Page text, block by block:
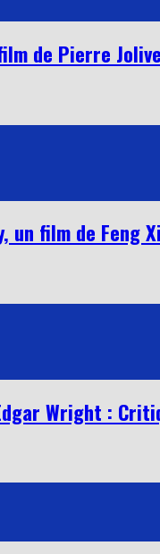
de Pierre
un film de Feng
Wright :